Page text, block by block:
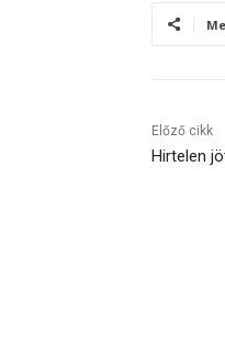
Előző cikk
Hirtelen